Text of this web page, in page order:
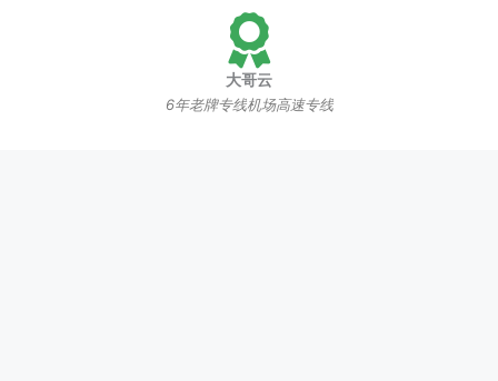
大哥云
6年老牌专线机场高速专线